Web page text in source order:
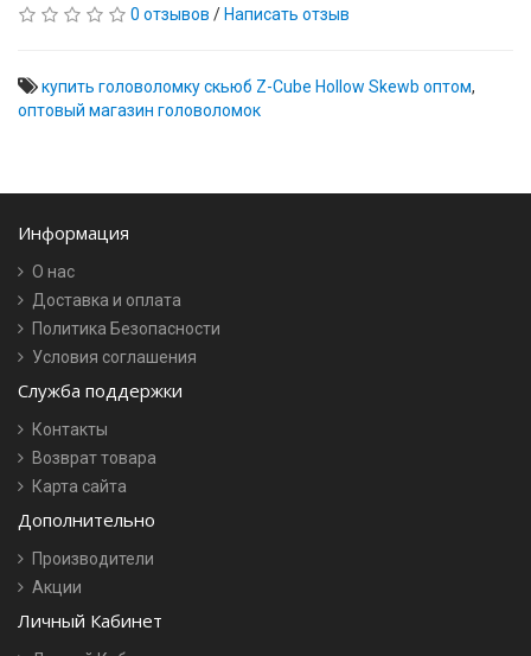
0 отзывов / Написать отзыв
купить головоломку скьюб Z-Cube Hollow Skewb оптом,
оптовый магазин головоломок
Информация
О нас
Доставка и оплата
Политика Безопасности
Условия соглашения
Служба поддержки
Контакты
Возврат товара
Карта сайта
Дополнительно
Производители
Акции
Личный Кабинет